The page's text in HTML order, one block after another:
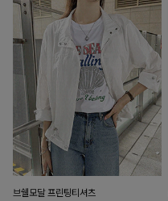
브쉘모달 프린팅티셔츠